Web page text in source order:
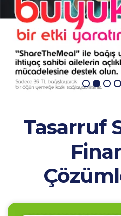
Previous
Tasarruf